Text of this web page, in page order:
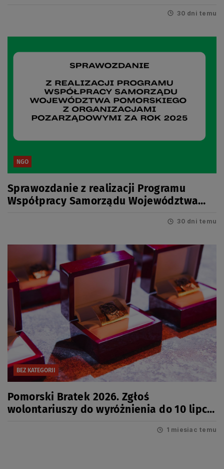
organizacjami pozarządowymi w latach
30 dni temu
NGO
Sprawozdanie z realizacji Programu
Współpracy Samorządu Województwa
30 dni temu
BEZ KATEGORII
Pomorski Bratek 2026. Zgłoś
wolontariuszy do wyróżnienia do 10 lipca
1 miesiac temu